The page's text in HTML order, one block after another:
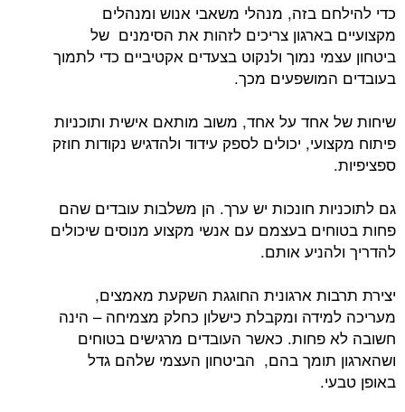
כדי להילחם בזה, מנהלי משאבי אנוש ומנהלים
מקצועיים בארגון צריכים לזהות את הסימנים של
ביטחון עצמי נמוך ולנקוט בצעדים אקטיביים כדי לתמוך
בעובדים המושפעים מכך.
שיחות של אחד על אחד, משוב מותאם אישית ותוכניות
פיתוח מקצועי, יכולים לספק עידוד ולהדגיש נקודות חוזק
ספציפיות.
גם לתוכניות חונכות יש ערך. הן משלבות עובדים שהם
פחות בטוחים בעצמם עם אנשי מקצוע מנוסים שיכולים
להדריך ולהניע אותם.
יצירת תרבות ארגונית החוגגת השקעת מאמצים,
מעריכה למידה ומקבלת כישלון כחלק מצמיחה – הינה
חשובה לא פחות. כאשר העובדים מרגישים בטוחים
ושהארגון תומך בהם, הביטחון העצמי שלהם גדל
באופן טבעי.